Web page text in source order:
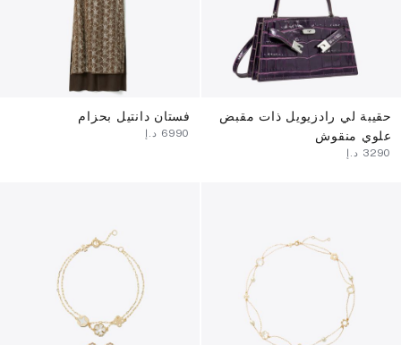
حقيبة لي رادزيويل ذات مقبض
علوي منقوش
فستان دانتيل بحزام